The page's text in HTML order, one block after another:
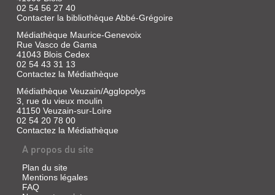
SUR-
LE-
LOIR
EN
1900...
À
TR...
Livre
Ferrand,
1985
PLAISIRS
DE
LOIRE
:
1800-
1970
Livre
|
Nugier,
Jean-
et
terroirs,
02 54 56 27 40
Contacter la bibliothèque Abbé-Grégoire
Médiathèque Maurice-Genevoix
Rue Vasco de Gama
41043 Blois Cedex
02 54 43 31 13
Contactez la Médiathèque
Médiathèque Veuzain/Agglopolys
3, rue du vieux moulin
41150 Veuzain-sur-Loire
02 54 20 78 00
Contactez la Médiathèque
A propos du site
Plan du site
Mentions légales
FAQ